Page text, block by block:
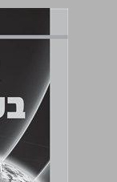
מדריך למורה אדם וסביבה בעידן הגלובלי ... 0